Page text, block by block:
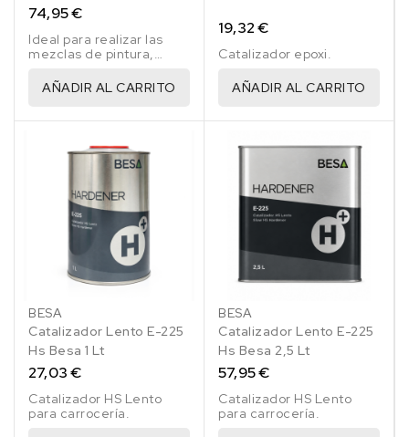
Reglados Besa 750 Ml
74,95 €
Ideal para realizar las
mezclas de pintura,
resinas, etc..
AÑADIR AL CARRITO
19,32 €
Catalizador epoxi.
AÑADIR AL CARRITO
BESA
Catalizador Lento E-225
Hs Besa 1 Lt
27,03 €
Catalizador HS Lento
para carrocería.
BESA
Catalizador Lento E-225
Hs Besa 2,5 Lt
57,95 €
Catalizador HS Lento
para carrocería.